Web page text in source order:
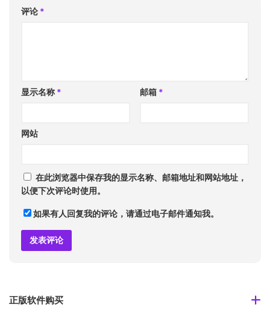
评论 *
显示名称 * 邮箱 *
网站
在此浏览器中保存我的显示名称、邮箱地址和网站地址，
以便下次评论时使用。
如果有人回复我的评论，请通过电子邮件通知我。
正版软件购买